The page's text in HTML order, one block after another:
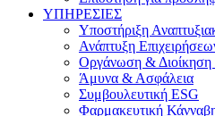
ΥΠΗΡΕΣΙΕΣ
Υποστήριξη
Ανάπτυξη
Οργάνωση & Διοίκηση
Άμυνα & Ασφάλεια
Συμβουλευτική ESG
Φαρμακευτική